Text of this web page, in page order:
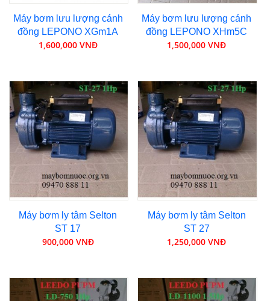
Máy bơm lưu lượng cánh
đồng LEPONO XGm1A
1,600,000 VNĐ
Máy bơm lưu lượng cánh
đồng LEPONO XHm5C
1,500,000 VNĐ
Máy bơm ly tâm Selton
ST 17
900,000 VNĐ
Máy bơm ly tâm Selton
ST 27
1,250,000 VNĐ